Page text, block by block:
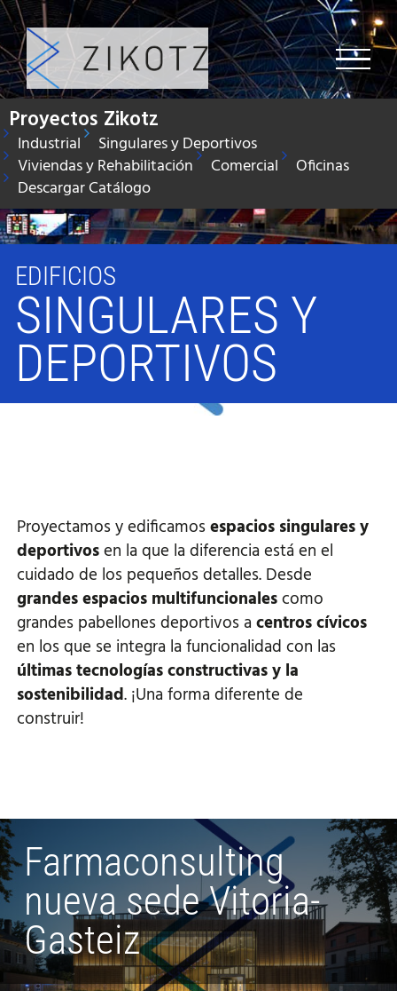
Saltar
al
contenido
Proyectos Zikotz
Industrial
Singulares y Deportivos
Viviendas y Rehabilitación
Comercial
Oficinas
Descargar Catálogo
EDIFICIOS
SINGULARES Y
DEPORTIVOS
Proyectamos y edificamosespacios singulares y
deportivosen la que la diferencia está en el
cuidado de los pequeños detalles. Desde
grandes espacios multifuncionalescomo
grandes pabellones deportivos acentros cívicos
en los que se integra la funcionalidad con las
últimas tecnologías constructivas y la
sostenibilidad. ¡Una forma diferente de
construir!
Farmaconsulting
nueva sede Vitoria-
Gasteiz